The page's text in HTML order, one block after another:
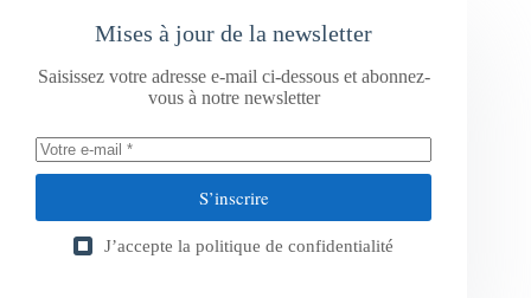
Mises à jour de la newsletter
Saisissez votre adresse e-mail ci-dessous et abonnez-
vous à notre newsletter
S’inscrire
J’accepte la politique de confidentialité